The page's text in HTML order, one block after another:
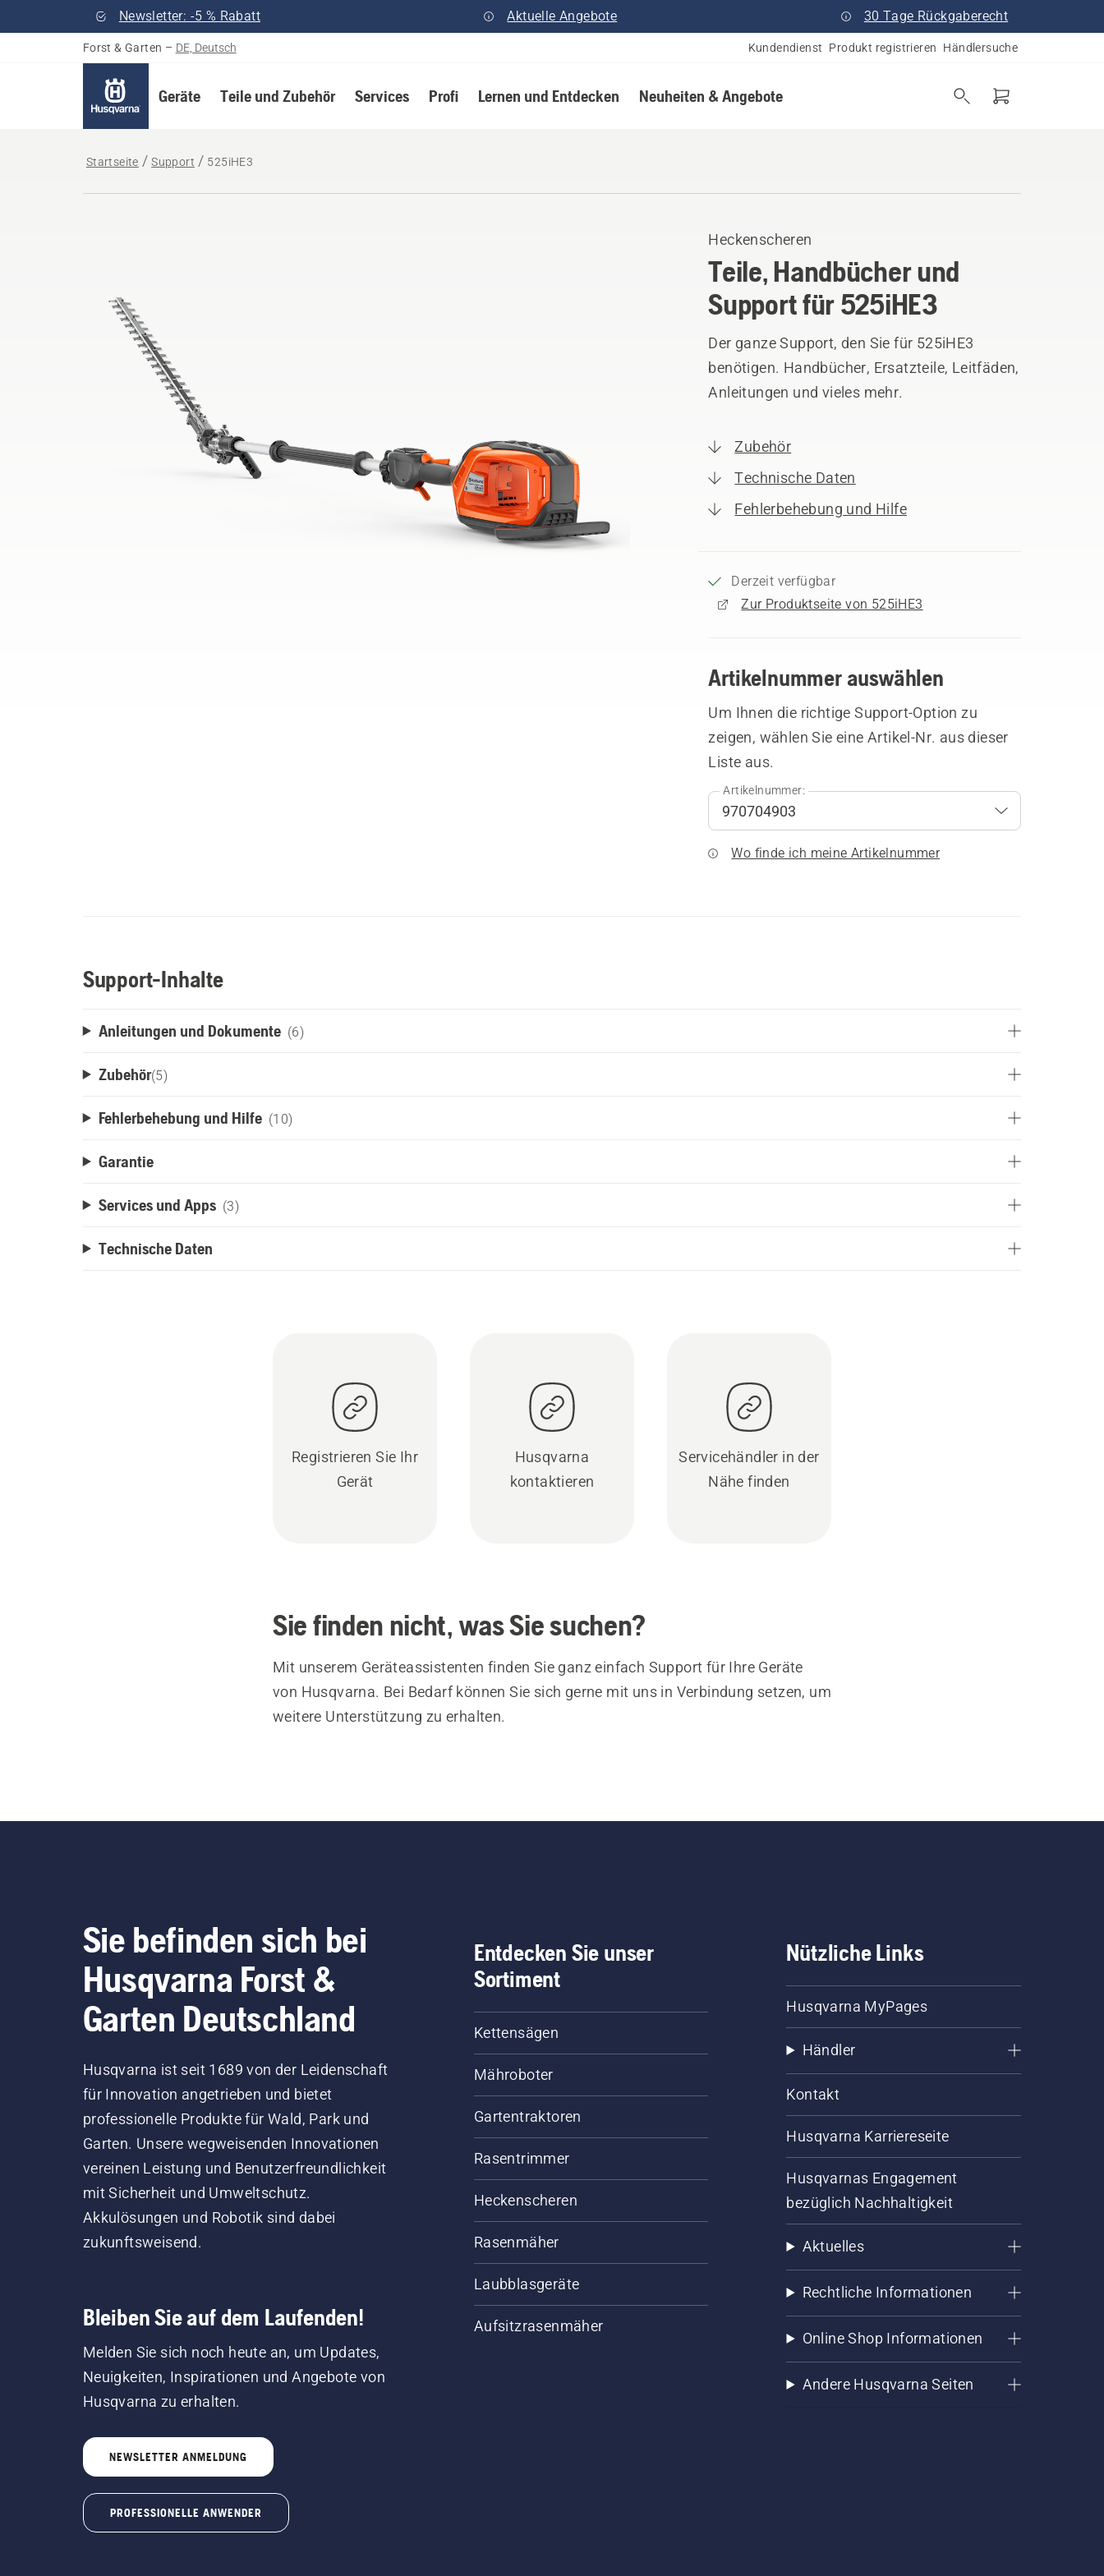
Newsletter: -5 % Rabatt Aktuelle Angebote 30 Tage Rückgaberecht
Forst & Garten – DE, Deutsch Kundendienst Produkt registrieren Händlersuche
Geräte Teile und Zubehör Services Profi Lernen und Entdecken Neuheiten & Angebote
Startseite Support 525iHE3
Heckenscheren
Teile, Handbücher und
Support für 525iHE3
Der ganze Support, den Sie für 525iHE3
benötigen. Handbücher, Ersatzteile, Leitfäden,
Anleitungen und vieles mehr.
Zubehör
Technische Daten
Fehlerbehebung und Hilfe
Derzeit verfügbar
Zur Produktseite von 525iHE3
Artikelnummer auswählen
Um Ihnen die richtige Support-Option zu
zeigen, wählen Sie eine Artikel-Nr. aus dieser
Liste aus.
Artikelnummer:
Wo finde ich meine Artikelnummer
Support-Inhalte
Anleitungen und Dokumente (6)
Zubehör(5)
Fehlerbehebung und Hilfe (10)
Garantie
Services und Apps (3)
Technische Daten
Registrieren Sie Ihr
Gerät
Husqvarna
kontaktieren
Servicehändler in der
Nähe finden
Sie finden nicht, was Sie suchen?
Mit unserem Geräteassistenten finden Sie ganz einfach Support für Ihre Geräte
von Husqvarna. Bei Bedarf können Sie sich gerne mit uns in Verbindung setzen, um
weitere Unterstützung zu erhalten.
Sie befinden sich bei
Husqvarna Forst &
Garten Deutschland
Husqvarna ist seit 1689 von der Leidenschaft
für Innovation angetrieben und bietet
professionelle Produkte für Wald, Park und
Garten. Unsere wegweisenden Innovationen
vereinen Leistung und Benutzerfreundlichkeit
mit Sicherheit und Umweltschutz.
Akkulösungen und Robotik sind dabei
zukunftsweisend.
Bleiben Sie auf dem Laufenden!
Melden Sie sich noch heute an, um Updates,
Neuigkeiten, Inspirationen und Angebote von
Husqvarna zu erhalten.
NEWSLETTER ANMELDUNG
PROFESSIONELLE ANWENDER
Entdecken Sie unser
Sortiment
Kettensägen
Mähroboter
Gartentraktoren
Rasentrimmer
Heckenscheren
Rasenmäher
Laubblasgeräte
Aufsitzrasenmäher
Nützliche Links
Husqvarna MyPages
Händler
Kontakt
Husqvarna Karriereseite
Husqvarnas Engagement
bezüglich Nachhaltigkeit
Aktuelles
Rechtliche Informationen
Online Shop Informationen
Andere Husqvarna Seiten